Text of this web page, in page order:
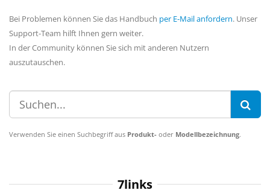
Bei Problemen können Sie das Handbuch per E-Mail anfordern. Unser
Support-Team hilft Ihnen gern weiter.
In der Community können Sie sich mit anderen Nutzern
auszutauschen.
Verwenden Sie einen Suchbegriff aus Produkt- oder Modellbezeichnung.
7links